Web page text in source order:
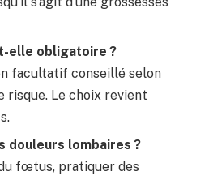
elle obligatoire ?
facultatif conseillé selon
risque. Le choix revient
douleurs lombaires ?
fœtus, pratiquer des